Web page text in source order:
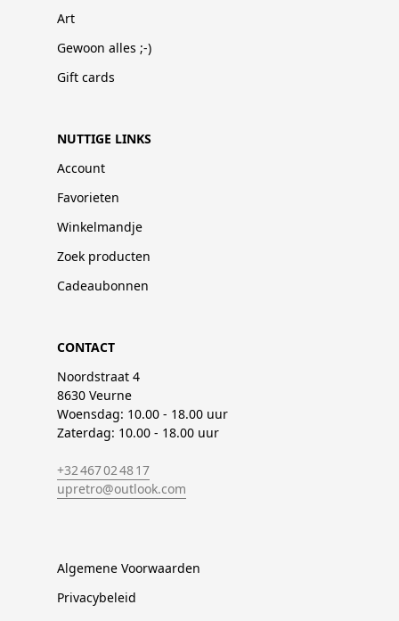
Art
Gewoon alles ;-)
Gift cards
NUTTIGE LINKS
Account
Favorieten
Winkelmandje
Zoek producten
Cadeaubonnen
CONTACT
Noordstraat 4
8630 Veurne
Woensdag: 10.00 - 18.00 uur
Zaterdag: 10.00 - 18.00 uur
+32 467 02 48 17
upretro@outlook.com
Algemene Voorwaarden
Privacybeleid